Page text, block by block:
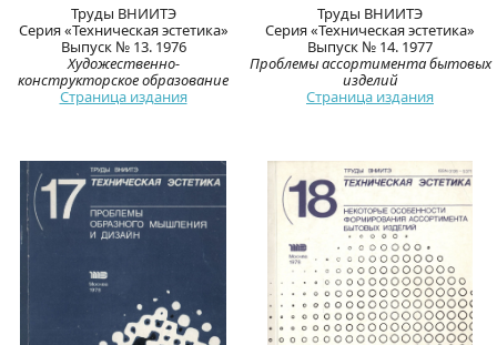
Труды ВНИИТЭ
Серия «Техническая эстетика»
Выпуск № 13. 1976
Художественно-
конструкторское образование
Страница издания
Труды ВНИИТЭ
Серия «Техническая эстетика»
Выпуск № 14. 1977
Проблемы ассортимента бытовых
изделий
Страница издания